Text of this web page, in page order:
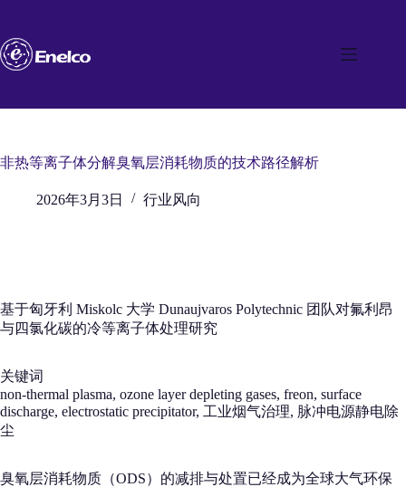
内
容
非热等离子体分解臭氧层消耗物质的技术路径解析
2026年3月3日 行业风向
基于匈牙利 Miskolc 大学 Dunaujvaros Polytechnic 团队对氟利昂
与四氯化碳的冷等离子体处理研究
关键词
non-thermal plasma, ozone layer depleting gases, freon, surface
discharge, electrostatic precipitator, 工业烟气治理, 脉冲电源静电除
尘
臭氧层消耗物质（ODS）的减排与处置已经成为全球大气环保